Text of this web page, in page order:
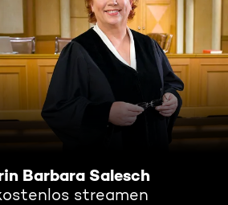
Barbara Salesch
streamen